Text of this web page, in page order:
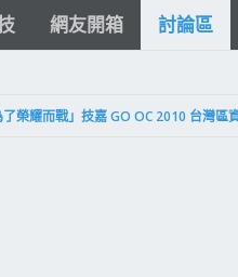
網友開箱 討論區
了榮耀而戰」技嘉 GO OC 2010 台灣區